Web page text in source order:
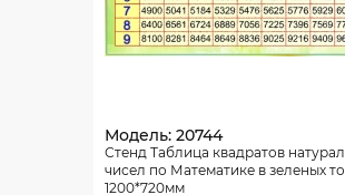
Модель: 20744
Стенд Таблица квадратов
чисел по Математике в зеленых
1200*720мм